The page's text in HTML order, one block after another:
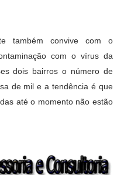
também convive com o
com o vírus da
dois bairros o número de
de mil e a tendência é que
até o momento não estão